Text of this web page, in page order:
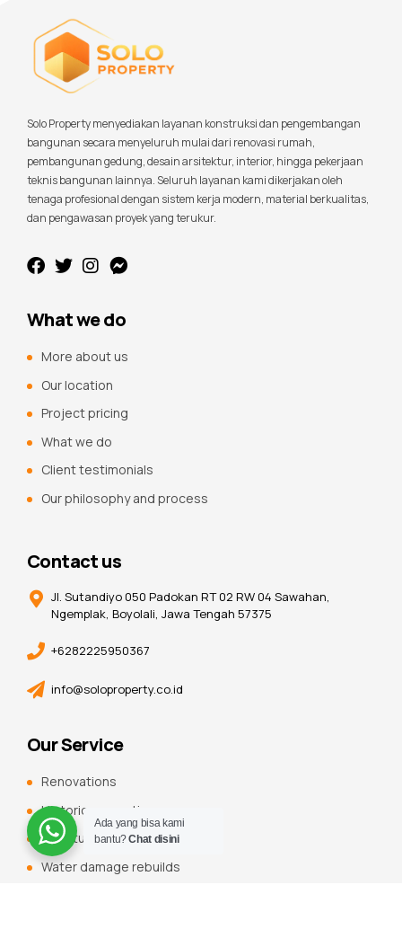
Solo Property menyediakan layanan konstruksi dan pengembangan
bangunan secara menyeluruh mulai dari renovasi rumah,
pembangunan gedung, desain arsitektur, interior, hingga pekerjaan
teknis bangunan lainnya. Seluruh layanan kami dikerjakan oleh
tenaga profesional dengan sistem kerja modern, material berkualitas,
dan pengawasan proyek yang terukur.
What we do
More about us
Our location
Project pricing
What we do
Client testimonials
Our philosophy and process
Contact us
Jl. Sutandiyo 050 Padokan RT 02 RW 04 Sawahan,
Ngemplak, Boyolali, Jawa Tengah 57375
+6282225950367
info@soloproperty.co.id
Our Service
Renovations
Historic renovations
Constuction additions
Water damage rebuilds
Ada yang bisa kami
bantu?Chat disini